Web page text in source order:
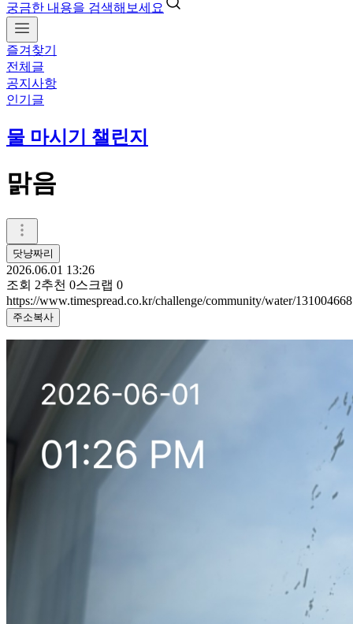
궁금한 내용을 검색해보세요
즐겨찾기
전체글
공지사항
인기글
물 마시기 챌린지
맑음
닷냥짜리
2026.06.01 13:26
조회 2추천 0스크랩 0
https://www.timespread.co.kr/challenge/community/water/131004668
주소복사